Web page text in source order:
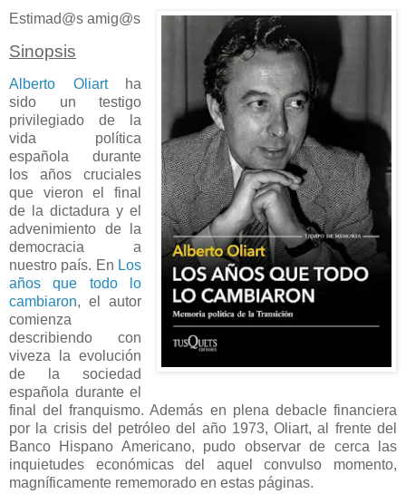
Estimad@s amig@s
Sinopsis
Alberto Oliartha
sido un testigo
privilegiado de la
vida política
española durante
los años cruciales
que vieron el final
de la dictadura y el
advenimiento de la
democracia a
nuestro país. En Los
años que todo lo
cambiaron, el autor
comienza
describiendo con
viveza la evolución
de la sociedad
española durante el
final del franquismo. Además en plena debacle financiera
por la crisis del petróleo del año 1973, Oliart, al frente del
Banco Hispano Americano, pudo observar de cerca las
inquietudes económicas del aquel convulso momento,
magníficamente rememorado en estas páginas.